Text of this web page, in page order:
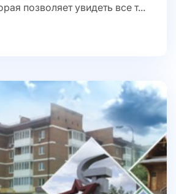
позволяет увидеть все т...